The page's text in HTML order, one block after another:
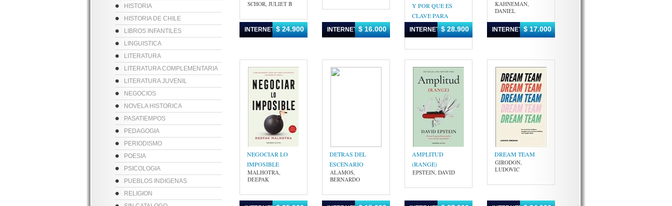
HISTORIA
HISTORIA DE CHILE
LIBROS INFANTILES
LINGUISTICA
LITERATURA
LITERATURA COMPLEMENTARIA
LITERATURA JUVENIL
NEGOCIOS
NOVELA HISTORICA
PASATIEMPOS
PEDAGOGIA
PERIODISMO
POESIA
PSICOLOGIA
PUEBLOS INDIGENAS
RELIGION
SCHOR, JULIET B
INTERNET $ 24.900 INTERNET $ 16.000
Y POR QUE ES
CLAVE PARA
TODOS
MAGRETTA, JOAN
INTERNET $ 28.900
KAHNEMAN,
DANIEL
INTERNET $ 17.000
NEGOCIAR LO
IMPOSIBLE
MALHOTRA,
DEEPAK
DETRAS DEL
ESCENARIO
ALAMOS,
BERNARDO
AMPLITUD
(RANGE)
EPSTEIN, DAVID
DREAM TEAM
GIRODON,
LUDOVIC